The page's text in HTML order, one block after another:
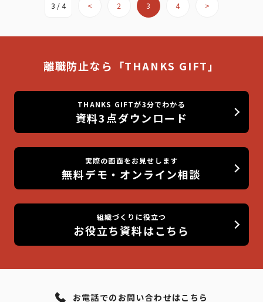
3 / 4 < 2 3 4 >
離職防止なら「THANKS GIFT」
THANKS GIFTが3分でわかる
資料3点ダウンロード
実際の画面をお見せします
無料デモ・オンライン相談
組織づくりに役立つ
お役立ち資料はこちら
お電話でのお問い合わせはこちら